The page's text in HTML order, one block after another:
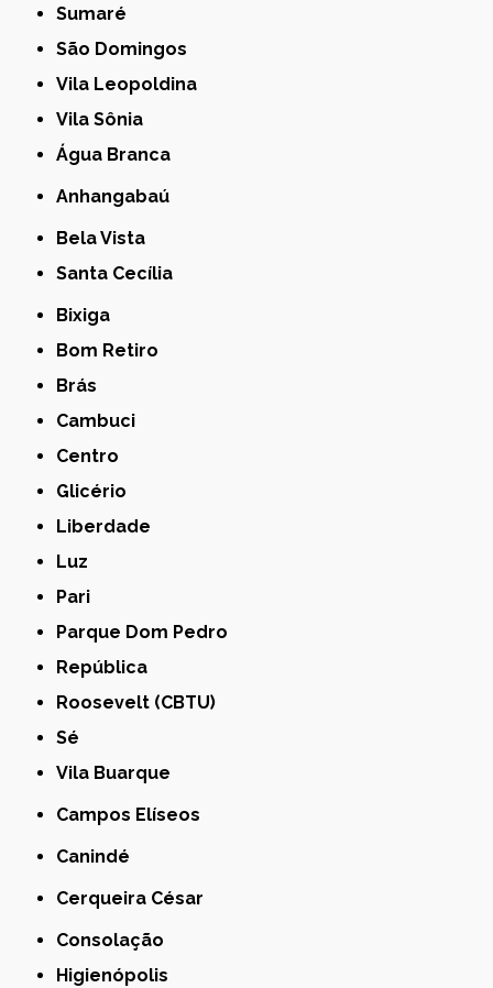
Sumaré
São Domingos
Vila Leopoldina
Vila Sônia
Água Branca
Anhangabaú
Bela Vista
Santa Cecília
Bixiga
Bom Retiro
Brás
Cambuci
Centro
Glicério
Liberdade
Luz
Pari
Parque Dom Pedro
República
Roosevelt (CBTU)
Sé
Vila Buarque
Campos Elíseos
Canindé
Cerqueira César
Consolação
Higienópolis